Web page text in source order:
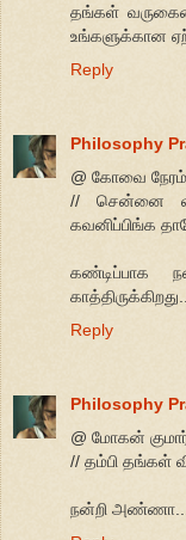
தங்கள்
உங்களுக்கான
Reply
Philosophy
@ கோவை நேரம்
// சென்னை
கவனிப்பிங்க
கண்டிப்பாக
காத்திருக்கிறது...
Reply
Philosophy
@ மோகன்
// தம்பி தங்கள்
நன்றி அண்ணா...